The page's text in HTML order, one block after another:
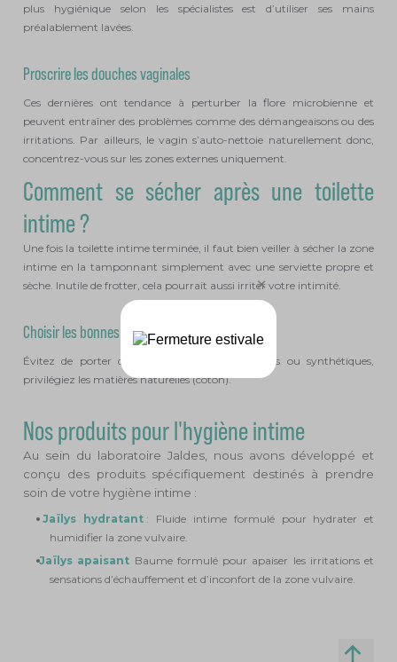
plus hygiénique selon les spécialistes est d’utiliser ses mains
préalablement lavées.
Proscrire les douches vaginales
Ces dernières ont tendance à perturber la flore microbienne et
peuvent entraîner des problèmes comme des démangeaisons ou des
irritations. Par ailleurs, le vagin s’auto-nettoie naturellement donc,
concentrez-vous sur les zones externes uniquement.
Comment se sécher après une toilette
intime ?
Une fois la toilette intime terminée, il faut bien veiller à sécher la zone
intime en la tamponnant simplement avec une serviette propre et
sèche. Inutile de frotter, cela pourrait aussi irriter votre intimité.
Choisir les bonnes matières
Évitez de porter des vêtements trop moulants ou synthétiques,
privilégiez les matières naturelles (coton).
Nos produits pour l'hygiène intime
Au sein du laboratoire Jaldes, nous avons développé et
conçu des produits spécifiquement destinés à prendre
soin de votre hygiène intime :
Jaïlys hydratant : Fluide intime formulé pour hydrater et
humidifier la zone vulvaire.
Jaïlys apaisant
: Baume formulé pour apaiser les irritations et
sensations d’échauffement et d’inconfort de la zone vulvaire.